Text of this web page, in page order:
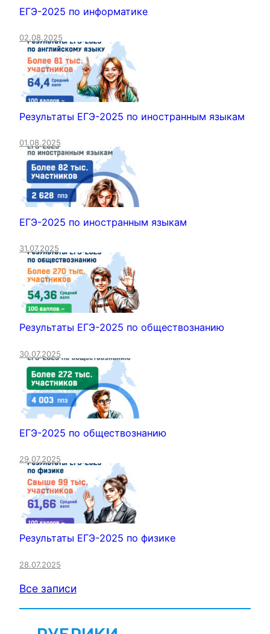
ЕГЭ-2025 по информатике
02.08.2025
Результаты ЕГЭ-2025 по иностранным языкам
01.08.2025
ЕГЭ-2025 по иностранным языкам
31.07.2025
Результаты ЕГЭ-2025 по обществознанию
30.07.2025
ЕГЭ-2025 по обществознанию
29.07.2025
Результаты ЕГЭ-2025 по физике
28.07.2025
Все записи